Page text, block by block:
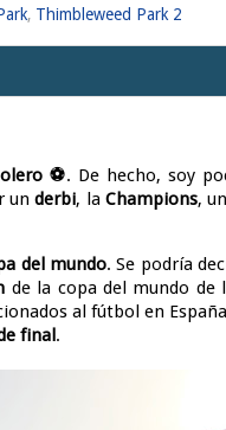
, Thimbleweed Park 2
⚽. De hecho, soy
underbi, la Champions,
del mundo. Se podría
de la copa del mundo de
al fútbol en
final.